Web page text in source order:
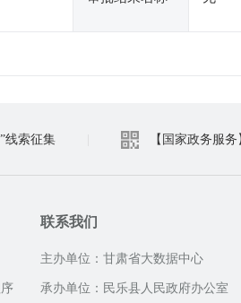
线索征集 【国家政务服
联系我们
主办单位：甘肃省大数据中心
承办单位：民乐县人民政府办公室